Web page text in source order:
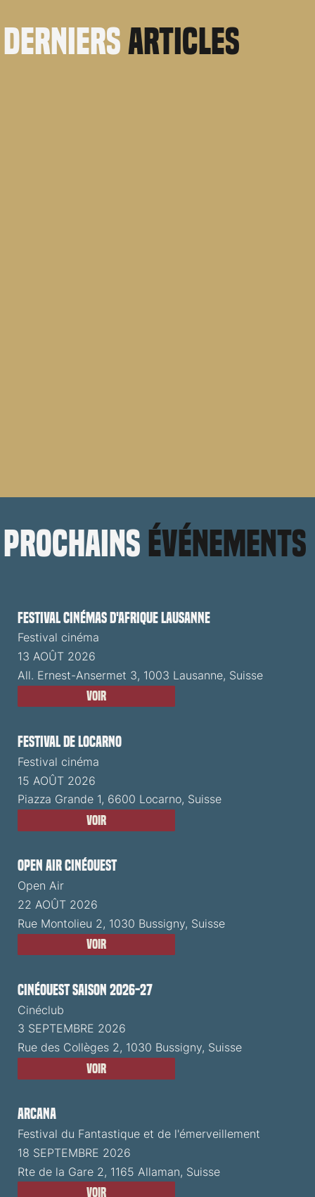
derniersarticles
prochains événements
Festival cinémas d'Afrique Lausanne
Festival cinéma
13 AOÛT 2026
All. Ernest-Ansermet 3, 1003 Lausanne, Suisse
Voir
Festival de Locarno
Festival cinéma
15 AOÛT 2026
Piazza Grande 1, 6600 Locarno, Suisse
Voir
Open Air CinéOuest
Open Air
22 AOÛT 2026
Rue Montolieu 2, 1030 Bussigny, Suisse
Voir
CinéOuest Saison 2026-27
Cinéclub
3 SEPTEMBRE 2026
Rue des Collèges 2, 1030 Bussigny, Suisse
Voir
ARCANA
Festival du Fantastique et de l'émerveillement
18 SEPTEMBRE 2026
Rte de la Gare 2, 1165 Allaman, Suisse
Voir